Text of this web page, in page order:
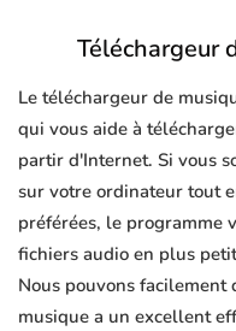
Téléchargeur
Le téléchargeur de
qui vous aide à
partir d'Internet. Si vous
sur votre ordinateur tout
préférées, le programme
fichiers audio en plus
Nous pouvons
musique a un excellent